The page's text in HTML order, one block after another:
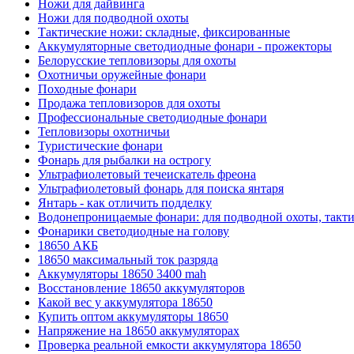
Ножи для дайвинга
Ножи для подводной охоты
Тактические ножи: складные, фиксированные
Аккумуляторные светодиодные фонари - прожекторы
Белорусские тепловизоры для охоты
Охотничьи оружейные фонари
Походные фонари
Продажа тепловизоров для охоты
Профессиональные светодиодные фонари
Тепловизоры охотничьи
Туристические фонари
Фонарь для рыбалки на острогу
Ультрафиолетовый течеискатель фреона
Ультрафиолетовый фонарь для поиска янтаря
Янтарь - как отличить подделку
Водонепроницаемые фонари: для подводной охоты,
Фонарики светодиодные на голову
18650 АКБ
18650 максимальный ток разряда
Аккумуляторы 18650 3400 mah
Восстановление 18650 аккумуляторов
Какой вес у аккумулятора 18650
Купить оптом аккумуляторы 18650
Напряжение на 18650 аккумуляторах
Проверка реальной емкости аккумулятора 18650